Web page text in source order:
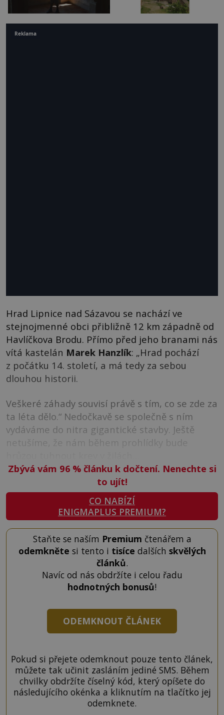
Hrad Lipnice nad Sázavou se nachází ve
stejnojmenné obci přibližně 12 km západně od
Havlíčkova Brodu. Přímo před jeho branami nás
vítá kastelán Marek Hanzlík: „Hrad pochází
z počátku 14. století, a má tedy za sebou
dlouhou historii.
Veškeré záhady souvisí právě s tím, co se zde za
ta léta dělo.“ Nedočkavě se společně s ním
vydáváme do nitra gigantické stavby. Ještě
netušíme, že nám během prohlídky bude
Zbývá vám 96 %článku k dočtení. Nenechte si
to ujít!
CO NABÍZÍ
ENIGMAPLUS PREMIUM?
Staňte se naším Premium čtenářem a
odemkněte si tento i tisíce dalších skvělých
článků.
Navíc od nás obdržíte i celou řadu
hodnotných bonusů!
ODEMKNOUT ČLÁNEK
Pokud si přejete odemknout pouze tento článek,
můžete tak učinit zasláním jediné SMS. Během
chvilky obdržíte číselný kód, který opíšete do
následujícího okénka a kliknutím na tlačítko jej
odemknete.
Reklama